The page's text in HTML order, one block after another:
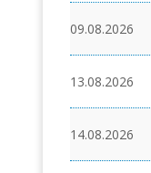
09.08.2026
13.08.2026
14.08.2026